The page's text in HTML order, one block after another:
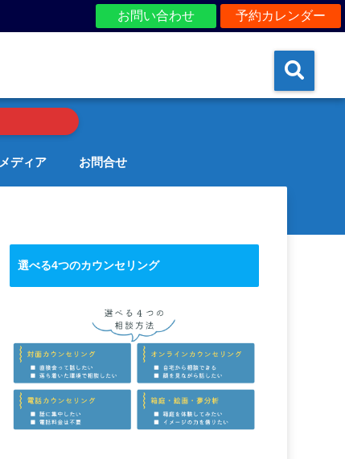
予約カレンダー
お問い合わせ
メディア お問合せ
選べる4つのカウンセリング